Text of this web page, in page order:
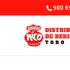
980